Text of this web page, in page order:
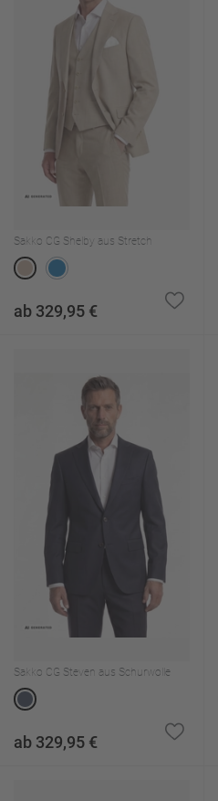
Sakko CG Shelby aus Stretch
ab 329,95 €
Sakko CG Steven aus Schurwolle
ab 329,95 €